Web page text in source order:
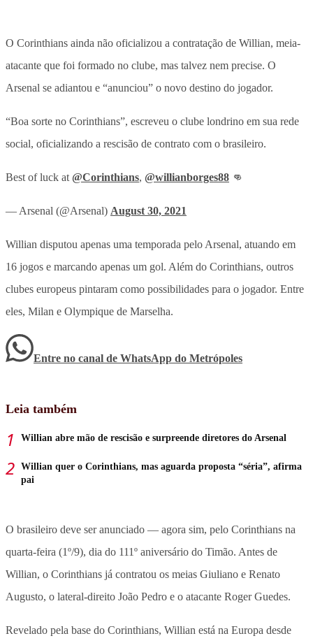
O Corinthians ainda não oficializou a contratação de Willian, meia-
atacante que foi formado no clube, mas talvez nem precise. O
Arsenal se adiantou e “anunciou” o novo destino do jogador.
“Boa sorte no Corinthians”, escreveu o clube londrino em sua rede
social, oficializando a rescisão de contrato com o brasileiro.
Best of luck at @Corinthians, @willianborges88 👊
— Arsenal (@Arsenal) August 30, 2021
Willian disputou apenas uma temporada pelo Arsenal, atuando em
16 jogos e marcando apenas um gol. Além do Corinthians, outros
clubes europeus pintaram como possibilidades para o jogador. Entre
eles, Milan e Olympique de Marselha.
Entre no canal de WhatsApp do Metrópoles
Leia também
Willian abre mão de rescisão e surpreende diretores do Arsenal
Willian quer o Corinthians, mas aguarda proposta “séria”, afirma
pai
O brasileiro deve ser anunciado — agora sim, pelo Corinthians na
quarta-feira (1º/9), dia do 111º aniversário do Timão. Antes de
Willian, o Corinthians já contratou os meias Giuliano e Renato
Augusto, o lateral-direito João Pedro e o atacante Roger Guedes.
Revelado pela base do Corinthians, Willian está na Europa desde